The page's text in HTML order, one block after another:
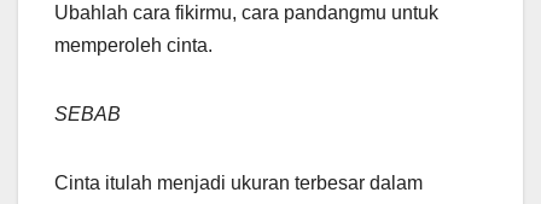
Ubahlah cara fikirmu, cara pandangmu untuk
memperoleh cinta.
SEBAB
Cinta itulah menjadi ukuran terbesar dalam